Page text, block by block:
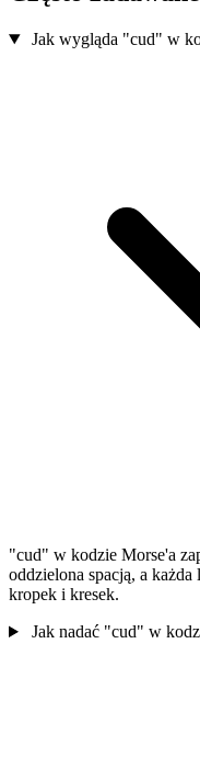
Jak wygląda "cud" w
"cud" w kodzie Morse'a
oddzielona spacją, a
kropek i kresek.
Jak nadać "cud" w